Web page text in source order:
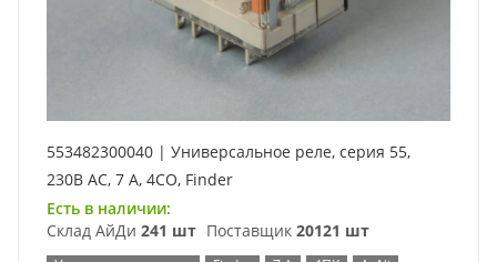
553482300040 | Универсальное реле, серия 55,
230В AC, 7 А, 4CO, Finder
Есть в наличии:
Склад АйДи 241 шт Поставщик 20121 шт